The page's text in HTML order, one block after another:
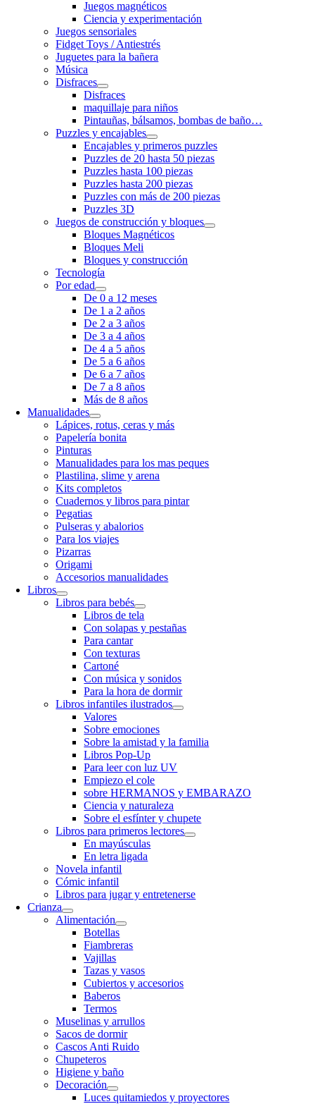
Juegos magnéticos
Ciencia y experimentación
Juegos sensoriales
Fidget Toys / Antiestrés
Juguetes para la bañera
Música
Disfraces
Disfraces
maquillaje para niños
Pintauñas, bálsamos, bombas de baño…
Puzzles y encajables
Encajables y primeros puzzles
Puzzles de 20 hasta 50 piezas
Puzzles hasta 100 piezas
Puzzles hasta 200 piezas
Puzzles con más de 200 piezas
Puzzles 3D
Juegos de construcción y bloques
Bloques Magnéticos
Bloques Meli
Bloques y construcción
Tecnología
Por edad
De 0 a 12 meses
De 1 a 2 años
De 2 a 3 años
De 3 a 4 años
De 4 a 5 años
De 5 a 6 años
De 6 a 7 años
De 7 a 8 años
Más de 8 años
Manualidades
Lápices, rotus, ceras y más
Papelería bonita
Pinturas
Manualidades para los mas peques
Plastilina, slime y arena
Kits completos
Cuadernos y libros para pintar
Pegatias
Pulseras y abalorios
Para los viajes
Pizarras
Origami
Accesorios manualidades
Libros
Libros para bebés
Libros de tela
Con solapas y pestañas
Para cantar
Con texturas
Cartoné
Con música y sonidos
Para la hora de dormir
Libros infantiles ilustrados
Valores
Sobre emociones
Sobre la amistad y la familia
Libros Pop-Up
Para leer con luz UV
Empiezo el cole
sobre HERMANOS y EMBARAZO
Ciencia y naturaleza
Sobre el esfínter y chupete
Libros para primeros lectores
En mayúsculas
En letra ligada
Novela infantil
Cómic infantil
Libros para jugar y entretenerse
Crianza
Alimentación
Botellas
Fiambreras
Vajillas
Tazas y vasos
Cubiertos y accesorios
Baberos
Termos
Muselinas y arrullos
Sacos de dormir
Cascos Anti Ruido
Chupeteros
Higiene y baño
Decoración
Luces quitamiedos y proyectores